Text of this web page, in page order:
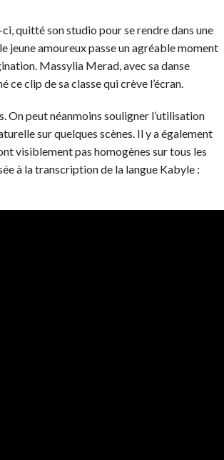
quitté son studio pour se rendre dans une
jeune amoureux passe un agréable moment
Massylia Merad, avec sa danse
ce clip de sa classe qui crève l’écran.
On peut néanmoins souligner l’utilisation
sur quelques scènes. Il y a également
visiblement pas homogènes sur tous les
à la transcription de la langue Kabyle :